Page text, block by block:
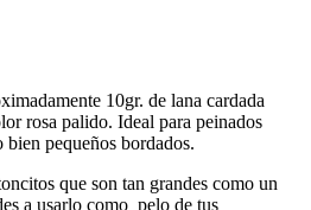
10gr. de lana cardada
rosa palido. Ideal para peinados
pequeños bordados.
que son tan grandes como un
a usarlo como pelo de tus